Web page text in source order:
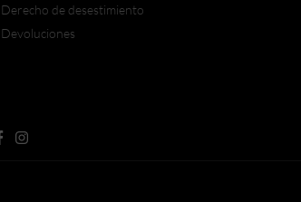
Derecho de desestimiento
Devoluciones